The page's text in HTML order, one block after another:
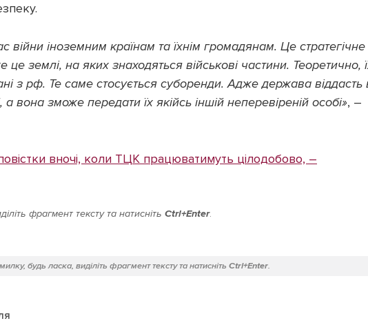
війни іноземним країнам та їхнім громадянам. Це стратегічне
землі, на яких знаходяться військові частини. Теоретично,
з рф. Те саме стосується суборенди. Адже держава віддасть
вона зможе передати їх якійсь іншій неперевіреній особі», –
вночі, коли ТЦК працюватимуть цілодобово, –
фрагмент тексту та натисніть Ctrl+Enter.
будь ласка, виділіть фрагмент тексту та натисніть Ctrl+Enter.